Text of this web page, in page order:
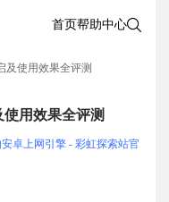
首页帮助中心
及使用效果全评测
用效果全评测
卓上网引擎 - 彩虹探索站官